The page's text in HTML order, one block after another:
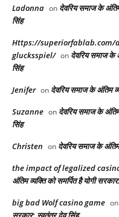
Ladonna on देवरिय समाज के
सिंह
Https://superiorfablab.com/
glucksspiel/ on देवरिय समाज के
सिंह
Jenifer on देवरिय समाज के अंतिम
Suzanne on देवरिय समाज के
सिंह
Christen on देवरिय समाज के अंतिम
the impact of legalized
अंतिम व्यक्ति को समर्पित है योगी
big bad Wolf casino game on